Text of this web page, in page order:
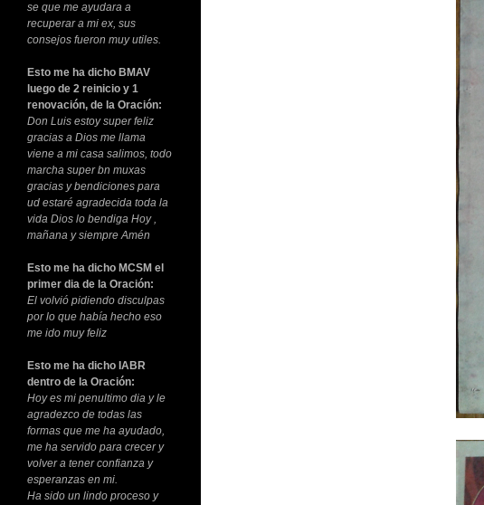
se que me ayudara a
recuperar a mi ex, sus
consejos fueron muy utiles.
Esto me ha dicho BMAV
luego de 2 reinicio y 1
renovación, de la Oración:
Don Luis estoy super feliz
gracias a Dios me llama
viene a mi casa salimos, todo
marcha super bn muxas
gracias y bendiciones para
ud estaré agradecida toda la
vida Dios lo bendiga Hoy ,
mañana y siempre Amén
Esto me ha dicho MCSM el
primer dia de la Oración:
El volvió pidiendo disculpas
por lo que había hecho eso
me ido muy feliz
Esto me ha dicho IABR
dentro de la Oración:
Hoy es mi penultimo dia y le
agradezco de todas las
formas que me ha ayudado,
me ha servido para crecer y
volver a tener confianza y
esperanzas en mi.
Ha sido un lindo proceso y